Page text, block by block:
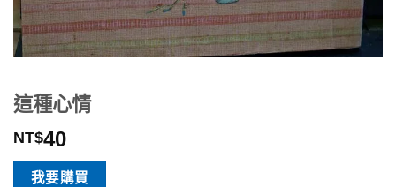
這種心情
NT$40
我要購買